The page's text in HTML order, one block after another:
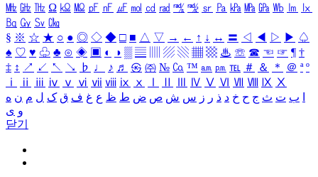
㎒ ㎓ ㎔ Ω ㏀ ㏁ ㎊ ㎋ ㎌ ㏖ ㏅ ㎭ ㎮ ㎯ ㏛ ㎩ ㎪ ㎫ ㎬ ㏝ ㏐
㏓
㏃ ㏉ ㏜ ㏆
§ ※ ☆ ★ ○ ● ◎ ◇ ◆ □ ■ △ ▽ → ← ↑ ↓ ↔ 〓 ◁ ◀ ▷ ▶ ♤
♠ ♡ ♥ ♧ ♣ ⊙ ◈ ▣ ◐ ◑ ▒ ▤ ▨ ▧ ▦ ▩ ♨ ☏ ☎ ☜ ☞ ¶ †
‡ ↕ ↗ ↙ ↖ ↘ ♭ ♩ ♪ ♬ ㉿ ㈜ № ㏇ ™ ㏂ ㏘ ℡ ＃ ＆ ＊ ＠ ª º
ⅰ
ⅱ ⅲ ⅳ ⅴ ⅵ ⅶ ⅷ ⅸ ⅹ Ⅳ Ⅴ Ⅵ Ⅶ Ⅷ Ⅸ Ⅹ
ب ت ث ج ح خ د ذ ر ز س ش ص ض ط ظ ع غ ف ق ک ل م ن ه
و ی
닫기